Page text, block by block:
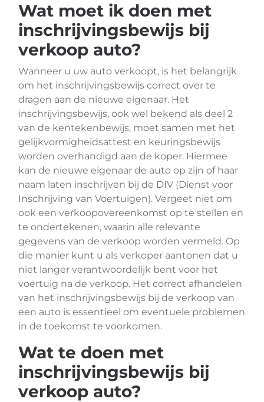
Wat moet ik doen met
inschrijvingsbewijs bij
verkoop auto?
Wanneer u uw auto verkoopt, is het belangrijk
om het inschrijvingsbewijs correct over te
dragen aan de nieuwe eigenaar. Het
inschrijvingsbewijs, ook wel bekend als deel 2
van de kentekenbewijs, moet samen met het
gelijkvormigheidsattest en keuringsbewijs
worden overhandigd aan de koper. Hiermee
kan de nieuwe eigenaar de auto op zijn of haar
naam laten inschrijven bij de DIV (Dienst voor
Inschrijving van Voertuigen). Vergeet niet om
ook een verkoopovereenkomst op te stellen en
te ondertekenen, waarin alle relevante
gegevens van de verkoop worden vermeld. Op
die manier kunt u als verkoper aantonen dat u
niet langer verantwoordelijk bent voor het
voertuig na de verkoop. Het correct afhandelen
van het inschrijvingsbewijs bij de verkoop van
een auto is essentieel om eventuele problemen
in de toekomst te voorkomen.
Wat te doen met
inschrijvingsbewijs bij
verkoop auto?